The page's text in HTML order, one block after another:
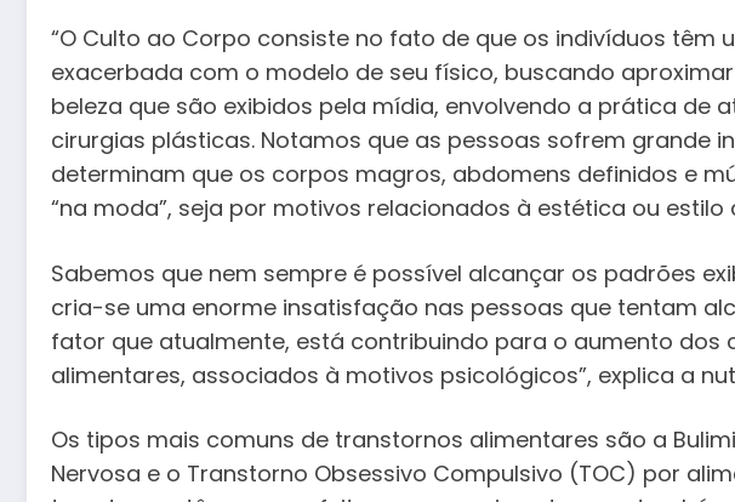
“O Culto ao Corpo consiste no fato de que os indivíduos têm
exacerbada com o modelo de seu físico, buscando
beleza que são exibidos pela mídia, envolvendo a prática de
cirurgias plásticas. Notamos que as pessoas sofrem grande
determinam que os corpos magros, abdomens definidos e
“na moda”, seja por motivos relacionados à estética ou estilo
Sabemos que nem sempre é possível alcançar os padrões
cria-se uma enorme insatisfação nas pessoas que tentam
fator que atualmente, está contribuindo para o aumento dos
alimentares, associados à motivos psicológicos”, explica a
Os tipos mais comuns de transtornos alimentares são a
Nervosa e o Transtorno Obsessivo Compulsivo (TOC) por